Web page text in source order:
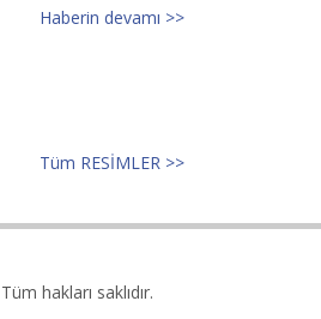
Haberin devamı >>
Tüm RESİMLER >>
hakları saklıdır.